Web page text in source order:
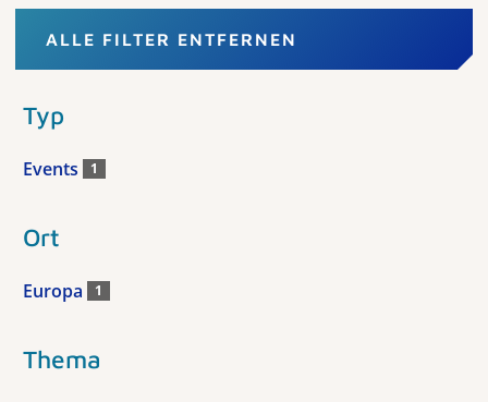
ALLE FILTER ENTFERNEN
Typ
Events 1
Ort
Europa 1
Thema